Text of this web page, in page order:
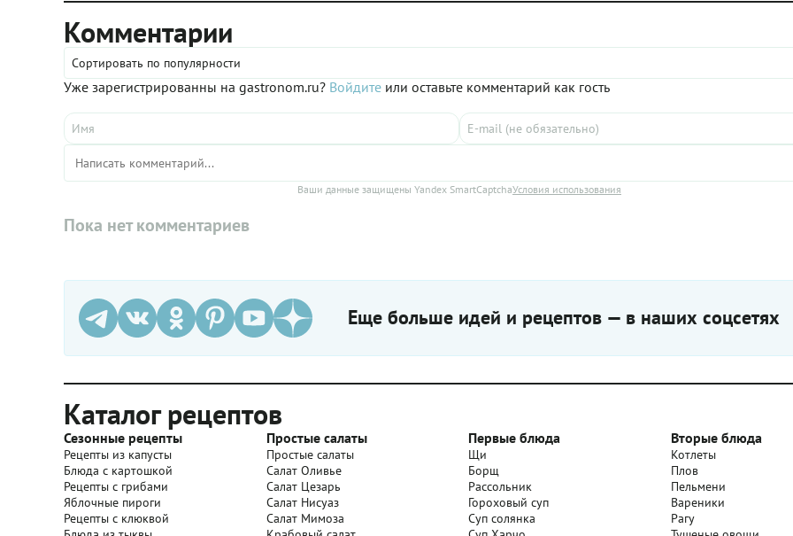
Комментарии
Сортировать по популярности
Уже зарегистрированны на gastronom.ru? Войдите или оставьте комментарий как гость
Ваши данные защищены Yandex SmartCaptchaУсловия использования
Пока нет комментариев
Еще больше идей и рецептов — в наших соцсетях
Каталог рецептов
Сезонные рецепты
Рецепты из капусты
Блюда с картошкой
Рецепты с грибами
Яблочные пироги
Рецепты с клюквой
Простые салаты
Простые салаты
Салат Оливье
Салат Цезарь
Салат Нисуаз
Салат Мимоза
Первые блюда
Щи
Борщ
Рассольник
Гороховый суп
Суп солянка
Вторые блюда
Котлеты
Плов
Пельмени
Вареники
Рагу